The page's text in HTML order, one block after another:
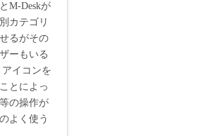
M-Deskが
カテゴリ
るがその
ーもいる
イコンを
とによっ
の操作が
よく使う